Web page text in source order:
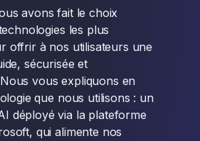
avons fait le choix
les plus
offrir à nos utilisateurs une
sécurisée et
vous expliquons en
que nous utilisons : un
déployé via la plateforme
qui alimente nos